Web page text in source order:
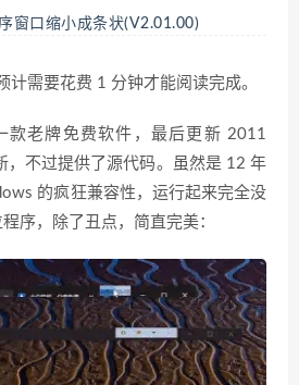
窗口缩小成条状(V2.01.00)
计需要花费 1 分钟才能阅读完成。
款老牌免费软件，最后更新 2011
，不过提供了源代码。虽然是 12 年
的疯狂兼容性，运行起来完全没
序，除了丑点，简直完美：